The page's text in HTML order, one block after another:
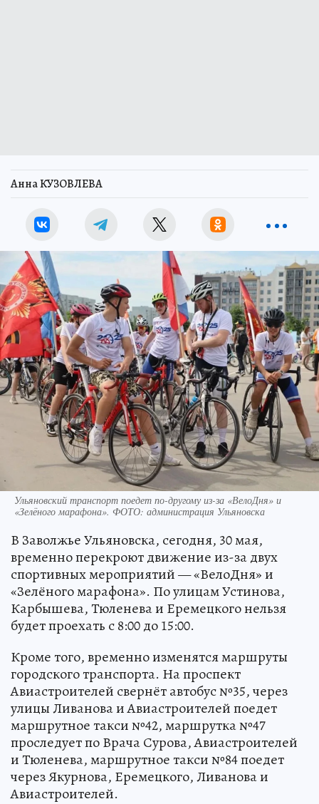
Анна КУЗОВЛЕВА
Ульяновский транспорт поедет по-другому из-за «ВелоДня» и
«Зелёного марафона». ФОТО: администрация Ульяновска
В Заволжье Ульяновска, сегодня, 30 мая,
временно перекроют движение из-за двух
спортивных мероприятий — «ВелоДня» и
«Зелёного марафона». По улицам Устинова,
Карбышева, Тюленева и Еремецкого нельзя
будет проехать с 8:00 до 15:00.
Кроме того, временно изменятся маршруты
городского транспорта. На проспект
Авиастроителей свернёт автобус №35, через
улицы Ливанова и Авиастроителей поедет
маршрутное такси №42, маршрутка №47
проследует по Врача Сурова, Авиастроителей
и Тюленева, маршрутное такси №84 поедет
через Якурнова, Еремецкого, Ливанова и
Авиастроителей.